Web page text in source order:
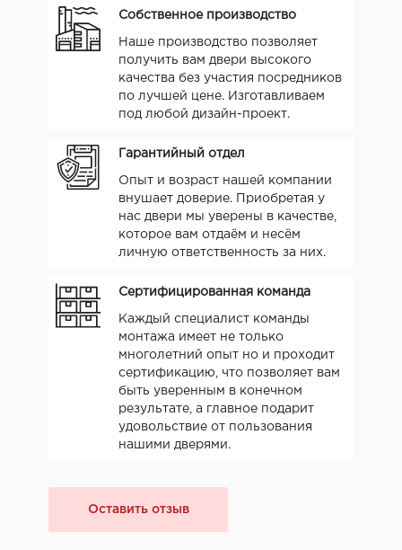
Собственное производство
Наше производство позволяет
получить вам двери высокого
качества без участия посредников
по лучшей цене. Изготавливаем
под любой дизайн-проект.
Гарантийный отдел
Опыт и возраст нашей компании
внушает доверие. Приобретая у
нас двери мы уверены в качестве,
которое вам отдаём и несём
личную ответственность за них.
Сертифицированная команда
Каждый специалист команды
монтажа имеет не только
многолетний опыт но и проходит
сертификацию, что позволяет вам
быть уверенным в конечном
результате, а главное подарит
удовольствие от пользования
нашими дверями.
Оставить отзыв